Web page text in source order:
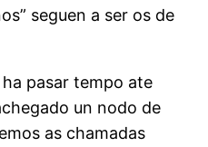
seguen a ser os de
pasar tempo ate
un nodo de
as chamadas